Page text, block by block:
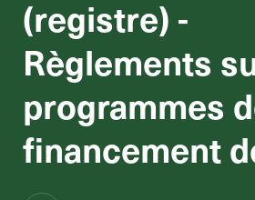
(registre) -
Règlements
programmes
financement